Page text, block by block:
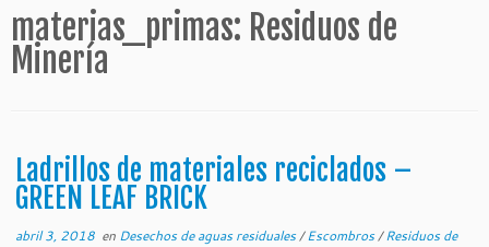
materias_primas: Residuos de
Minería
Ladrillos de materiales reciclados –
GREEN LEAF BRICK
abril 3, 2018 en Desechos de aguas residuales/Escombros/Residuos de